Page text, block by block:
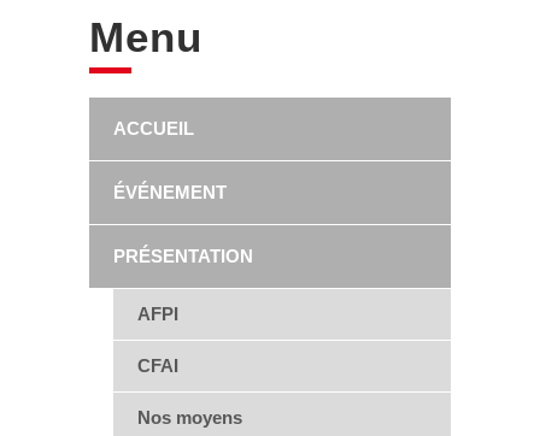
Menu
ACCUEIL
ÉVÉNEMENT
PRÉSENTATION
AFPI
CFAI
Nos moyens